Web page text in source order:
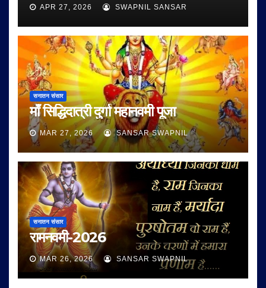
APR 27, 2026 SWAPNIL SANSAR
सनातन संसार
माँ सिद्धिदात्री दुर्गा महानवमी पूजा
MAR 27, 2026 SANSAR SWAPNIL
सनातन संसार
रामनवमी-2026
MAR 26, 2026 SANSAR SWAPNIL